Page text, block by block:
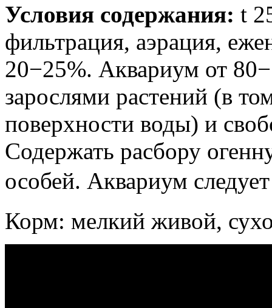
Условия содержания: t
фильтрация, аэрация,
20−25%. Аквариум от
зарослями растений (в
поверхности воды) и
Содержать расбору
особей. Аквариум
Корм: мелкий живой,